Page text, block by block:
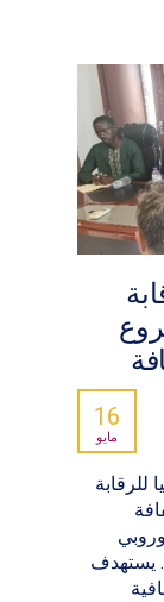
16
مايو
للرقابة
ضمن إطار البرنامج لفترة 2021-2027. يستهدف